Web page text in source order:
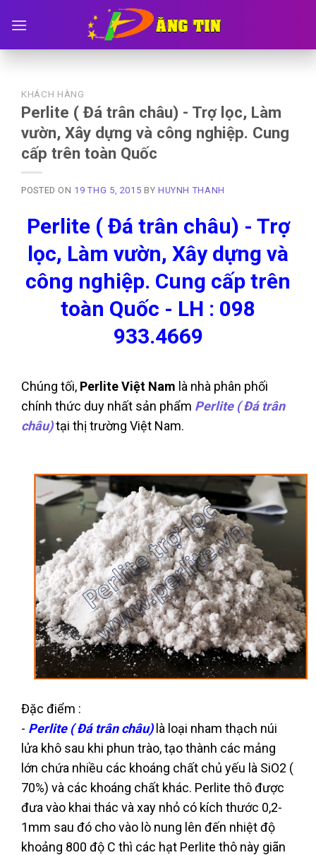
KHÁCH HÀNG
Perlite ( Đá trân châu) - Trợ lọc, Làm
vườn, Xây dựng và công nghiệp. Cung
cấp trên toàn Quốc
POSTED ON 19 THG 5, 2015BY HUYNH THANH
Perlite ( Đá trân châu) - Trợ
lọc, Làm vườn, Xây dựng và
công nghiệp. Cung cấp trên
toàn Quốc - LH : 098
933.4669
Chúng tối, Perlite Việt Nam là nhà phân phối
chính thức duy nhất sản phẩm Perlite ( Đá trân
châu)tại thị trường Việt Nam.
Đặc điểm :
- Perlite ( Đá trân châu)là loại nham thạch núi
lửa khô sau khi phun trào, tạo thành các mảng
lớn chứa nhiều các khoáng chất chủ yếu là SiO2 (
70%) và các khoáng chất khác. Perlite thô được
đưa vào khai thác và xay nhỏ có kích thước 0,2-
1mm sau đó cho vào lò nung lên đến nhiệt độ
khoảng 800 độ C thì các hạt Perlite thô này giãn